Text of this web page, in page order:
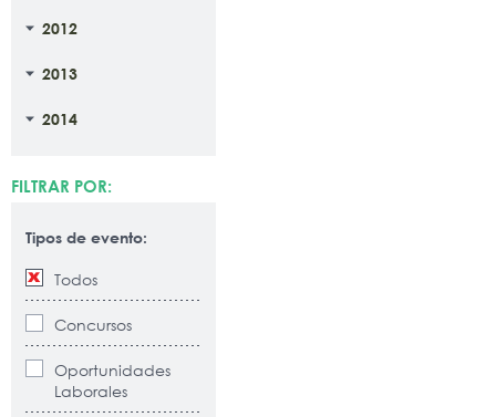
2012
2013
2014
FILTRAR POR:
Tipos de evento:
Todos
Concursos
Oportunidades
Laborales